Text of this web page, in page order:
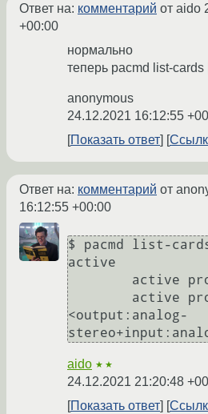
Ответ на: комментарий от aido
+00:00
нормально
теперь pacmd list-
anonymous
24.12.2021 16:12:55
Показать ответ
Ответ на: комментарий от
16:12:55 +00:00
$ pacmd list-
active
<output:analog-
aido ★★
24.12.2021 21:20:48
Показать ответ